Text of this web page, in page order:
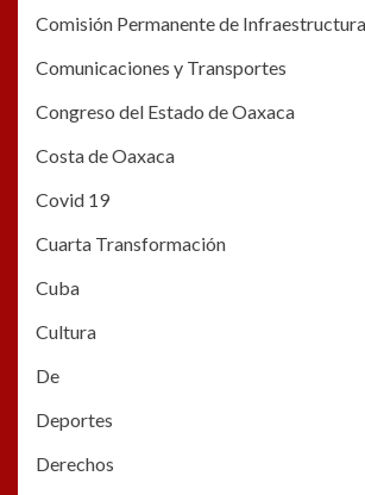
Comisión Permanente de
Comunicaciones y Transportes
Congreso del Estado de Oaxaca
Costa de Oaxaca
Covid 19
Cuarta Transformación
Cuba
Cultura
De
Deportes
Derechos